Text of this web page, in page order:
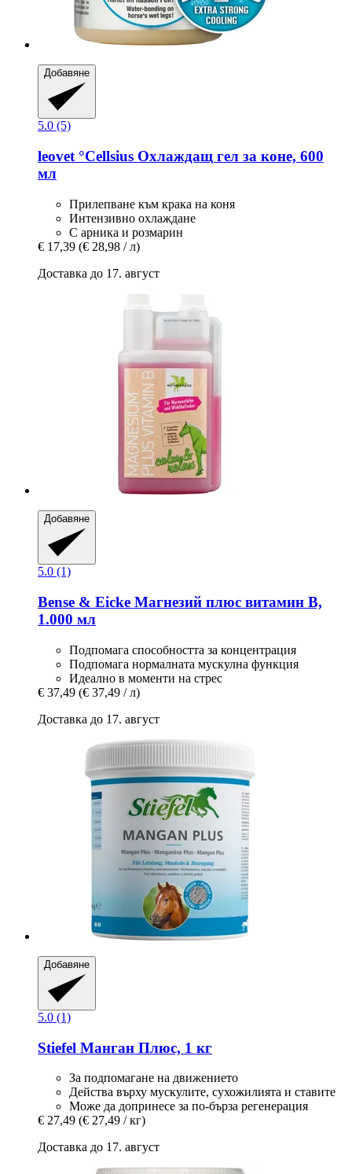
Добавяне
5.0 (5)
leovet °Cellsius Охлаждащ гел за коне, 600
мл
Прилепване към крака на коня
Интензивно охлаждане
С арника и розмарин
€ 17,39 (€ 28,98 / л)
Доставка до 17. август
Добавяне
5.0 (1)
Bense & Eicke Магнезий плюс витамин В,
1.000 мл
Подпомага способността за концентрация
Подпомага нормалната мускулна функция
Идеално в моменти на стрес
€ 37,49 (€ 37,49 / л)
Доставка до 17. август
Добавяне
5.0 (1)
Stiefel Манган Плюс, 1 кг
За подпомагане на движението
Действа върху мускулите, сухожилията и ставите
Може да допринесе за по-бърза регенерация
€ 27,49 (€ 27,49 / кг)
Доставка до 17. август